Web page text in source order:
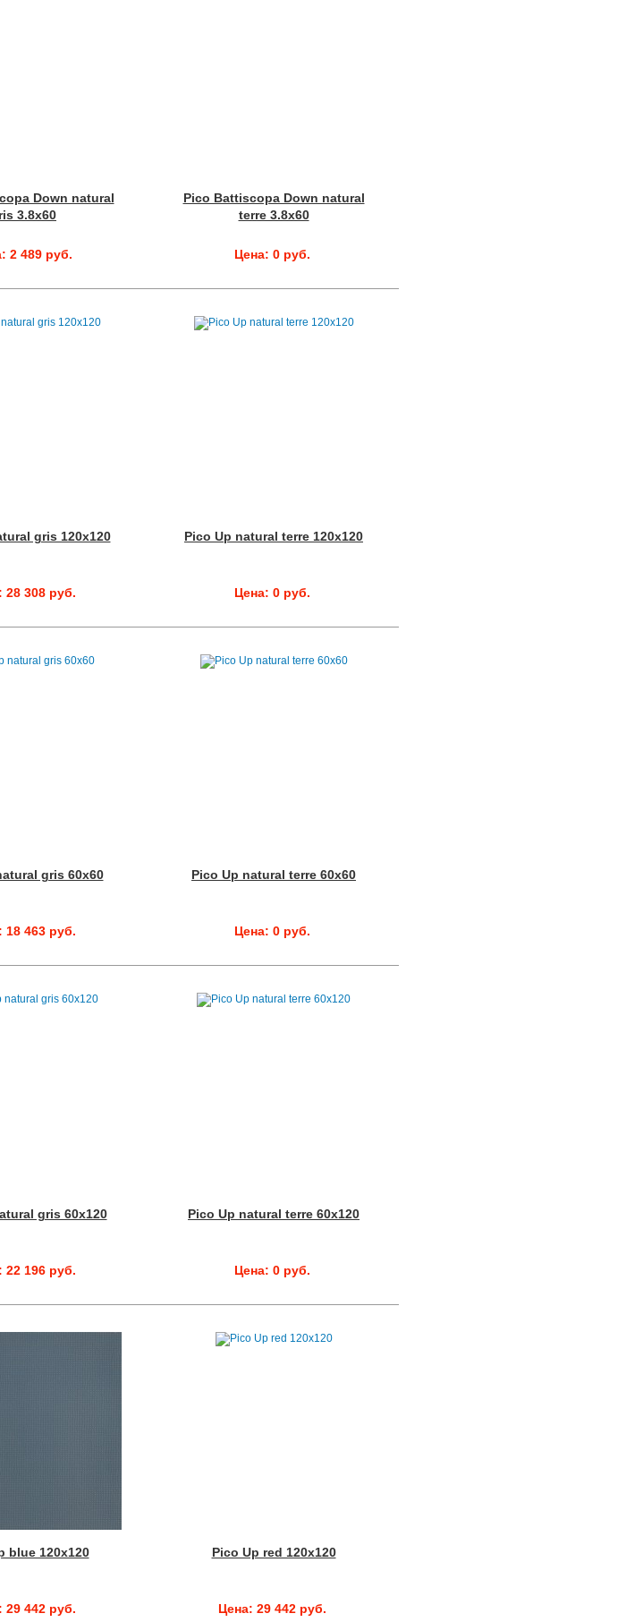
Down natural
3.8x60
2 489 руб.
Pico Battiscopa Down natural
terre 3.8x60
Цена: 0 руб.
gris 120x120
28 308 руб.
Pico Up natural terre 120x120
Цена: 0 руб.
gris 60x60
18 463 руб.
Pico Up natural terre 60x60
Цена: 0 руб.
gris 60x120
22 196 руб.
Pico Up natural terre 60x120
Цена: 0 руб.
blue 120x120
29 442 руб.
Pico Up red 120x120
Цена: 29 442 руб.